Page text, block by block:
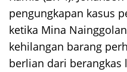
pengungkapan kasus
ketika Mina
kehilangan barang
berlian dari